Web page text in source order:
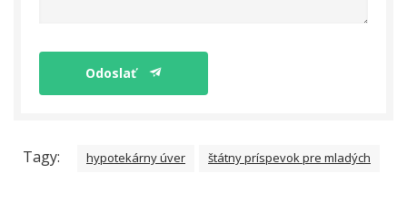
Odoslať
Tagy: hypotekárny úver štátny príspevok pre mladých